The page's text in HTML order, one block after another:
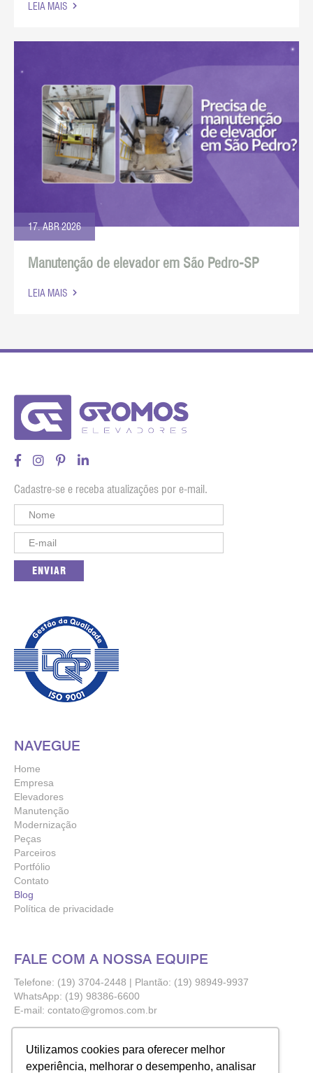
Utilizamos cookies para oferecer melhor
experiência, melhorar o desempenho, analisar
LEIA MAIS
17. ABR 2026
Manutenção de elevador em São Pedro-SP
LEIA MAIS
Cadastre-se e receba atualizações por e-mail.
NAVEGUE
Home
Empresa
Elevadores
Manutenção
Modernização
Peças
Parceiros
Portfólio
Contato
Blog
Política de privacidade
FALE COM A NOSSA EQUIPE
Telefone: (19) 3704-2448 | Plantão: (19) 98949-9937
WhatsApp: (19) 98386-6600
E-mail: contato@gromos.com.br
Via Anhanguera KM 141,6